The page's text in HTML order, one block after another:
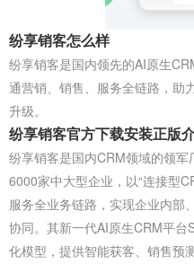
纷享销客怎么样
纷享销客‌是国内领先的AI原生
通营销、销售、服务全链路，助
升级。
纷享销客官方下载安装正版
纷享销客是国内CRM领域的领
6000家中大型企业，以“连接型
服务全业务链路，实现企业内部
协同。其新一代AI原生CRM平
化模型，提供智能获客、销售预